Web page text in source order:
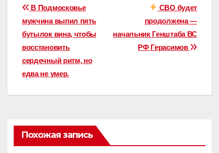
Навигация
по
записям
СВО будет
продолжена —
начальник Генштаба ВС
РФ Герасимов
В Подмосковье
мужчина выпил пять
бутылок вина, чтобы
восстановить
сердечный ритм, но
едва не умер.
Похожая запись